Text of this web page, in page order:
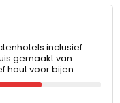
inclusief
gemaakt van
hout voor bijen…